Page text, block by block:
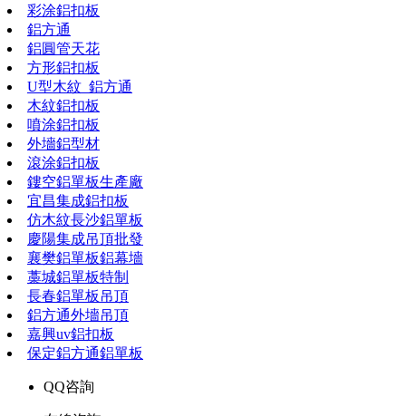
彩涂鋁扣板
鋁方通
鋁圓管天花
方形鋁扣板
U型木紋_鋁方通
木紋鋁扣板
噴涂鋁扣板
外墻鋁型材
滾涂鋁扣板
鏤空鋁單板生產廠
宜昌集成鋁扣板
仿木紋長沙鋁單板
慶陽集成吊頂批發
襄樊鋁單板鋁幕墻
藁城鋁單板特制
長春鋁單板吊頂
鋁方通外墻吊頂
嘉興uv鋁扣板
保定鋁方通鋁單板
QQ咨詢